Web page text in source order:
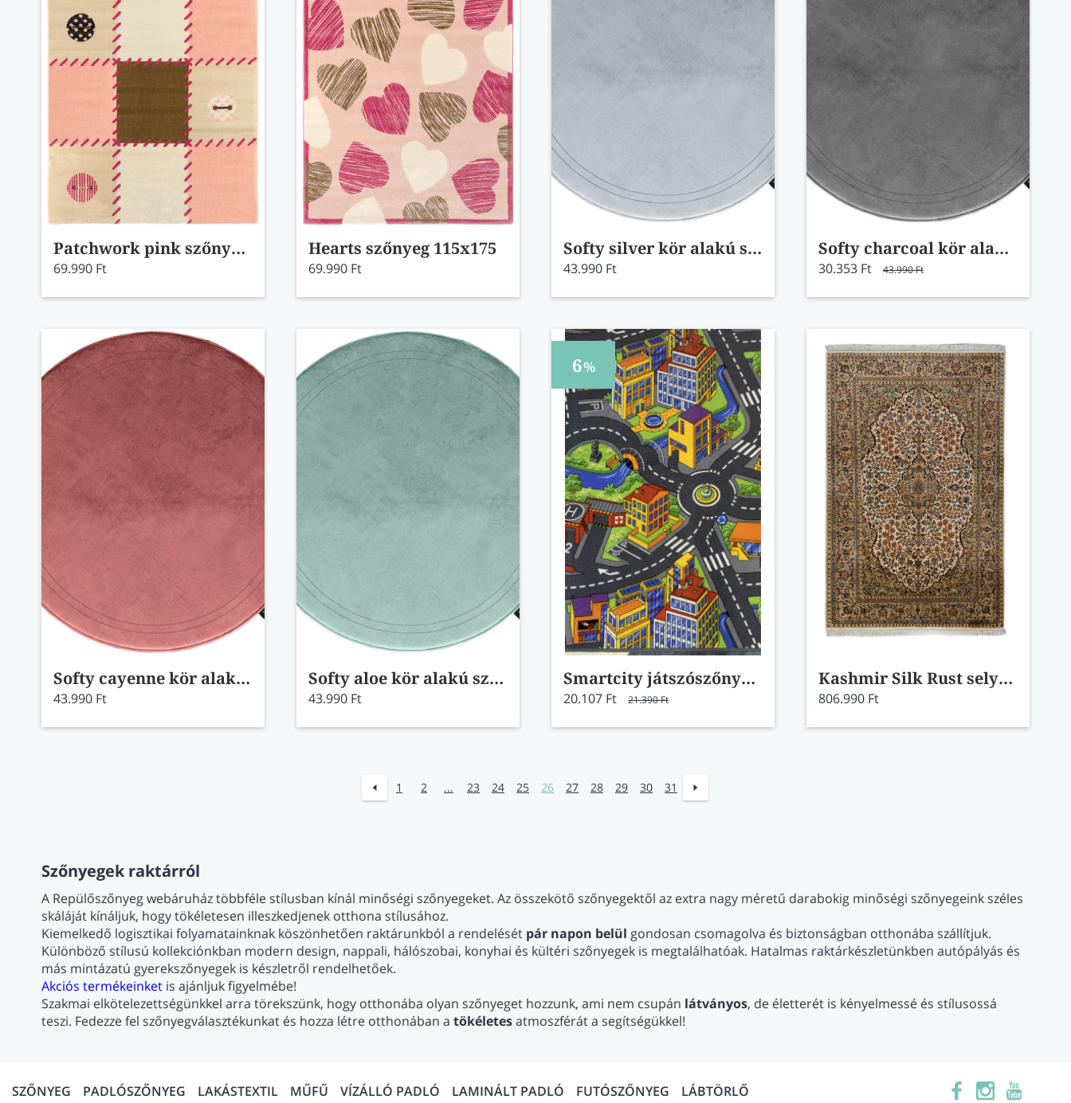
Patchwork pink szőnyeg 115x175
69.990 Ft
Hearts szőnyeg 115x175
69.990 Ft
Softy silver kör alakú szőnyeg
43.990 Ft
Softy charcoal kör alakú szőnyeg
30.353 Ft 43.990 Ft
Softy cayenne kör alakú szőnyeg
43.990 Ft
Softy aloe kör alakú szőnyeg
43.990 Ft
6%
Smartcity játszószőnyeg 150x200
20.107 Ft 21.390 Ft
Kashmir Silk Rust selyemszőnyeg
806.990 Ft
1 2 ... 23 24 25 26 27 28 29 30 31
Szőnyegek raktárról
A Repülőszőnyeg webáruház többféle stílusban kínál minőségi szőnyegeket. Az összekötő szőnyegektől az extra nagy méretű darabokig minőségi szőnyegeink széles
skáláját kínáljuk, hogy tökéletesen illeszkedjenek otthona stílusához.
Kiemelkedő logisztikai folyamatainknak köszönhetően raktárunkból a rendelését pár napon belül gondosan csomagolva és biztonságban otthonába szállítjuk.
Különböző stílusú kollekciónkban modern design, nappali, hálószobai, konyhai és kültéri szőnyegek is megtalálhatóak. Hatalmas raktárkészletünkben autópályás és
más mintázatú gyerekszőnyegek is készletről rendelhetőek.
Akciós termékeinket is ajánljuk figyelmébe!
Szakmai elkötelezettségünkkel arra törekszünk, hogy otthonába olyan szőnyeget hozzunk, ami nem csupán látványos, de életterét is kényelmessé és stílusossá
teszi. Fedezze fel szőnyegválasztékunkat és hozza létre otthonában a tökéletesatmoszférát a segítségükkel!
SZŐNYEG PADLÓSZŐNYEG LAKÁSTEXTIL MŰFŰ VÍZÁLLÓ PADLÓ LAMINÁLT PADLÓ FUTÓSZŐNYEG LÁBTÖRLŐ